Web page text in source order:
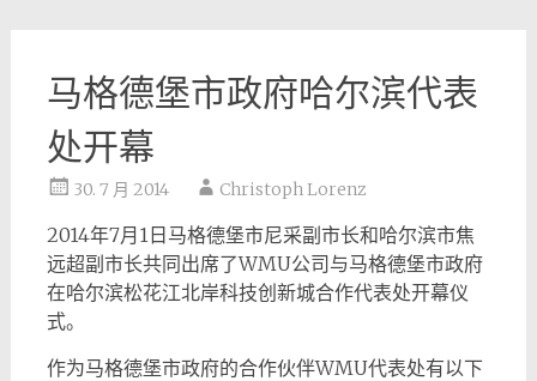
马格德堡市政府哈尔滨代表
处开幕
30. 7 月 2014 Christoph Lorenz
2014年7月1日马格德堡市尼采副市长和哈尔滨市焦
远超副市长共同出席了WMU公司与马格德堡市政府
在哈尔滨松花江北岸科技创新城合作代表处开幕仪
式。
作为马格德堡市政府的合作伙伴WMU代表处有以下